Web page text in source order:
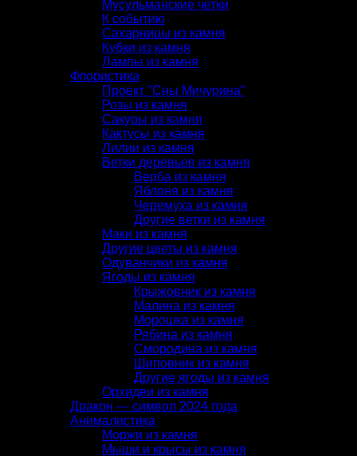
Мусульманские четки
К событию
Сахарницы из камня
Кубки из камня
Лампы из камня
Флористика
Проект "Сны Мичурина"
Розы из камня
Сакуры из камня
Кактусы из камня
Лилии из камня
Ветки деревьев из камня
Верба из камня
Яблоня из камня
Черемуха из камня
Другие ветки из камня
Маки из камня
Другие цветы из камня
Одуванчики из камня
Ягоды из камня
Крыжовник из камня
Малина из камня
Морошка из камня
Рябина из камня
Смородина из камня
Шиповник из камня
Другие ягоды из камня
Орхидеи из камня
Дракон — символ 2024 года
Анималистика
Моржи из камня
Мыши и крысы из камня